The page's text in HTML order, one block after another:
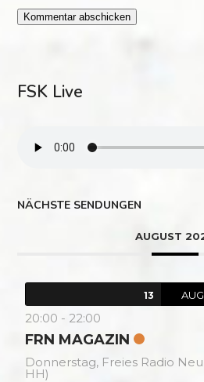
FSK Live
NÄCHSTE SENDUNGEN
AUGUST
13 AUG.
20:00 - 22:00
FRN MAGAZIN
Donnerstag, Freies Radio
HH)